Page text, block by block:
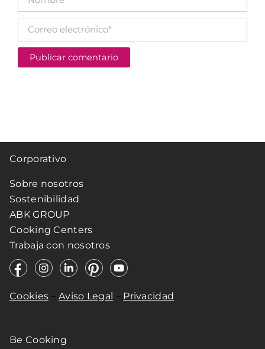
Correo
electrónico*
Corporativo
Sobre nosotros
Sostenibilidad
ABK GROUP
Cooking Centers
Trabaja con nosotros
Cookies –Aviso Legal – Privacidad
Be Cooking